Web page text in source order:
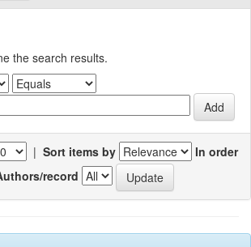
the search results.
| Sort items by
In order
record